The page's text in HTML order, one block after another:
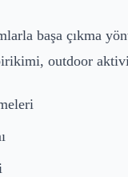
başa çıkma
outdoor